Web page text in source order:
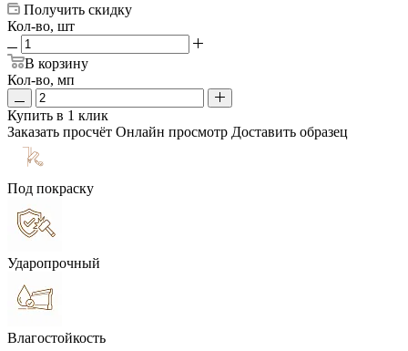
Получить скидку
Кол-во, шт
В корзину
Кол-во, мп
Купить в 1 клик
Заказать просчёт Онлайн просмотр Доставить образец
Под покраску
Ударопрочный
Влагостойкость